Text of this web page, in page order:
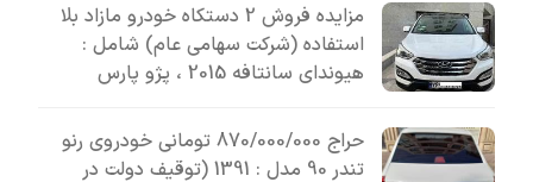
مزایده فروش 2 دستکاه خودرو مازاد بلا
استفاده (شرکت سهامی عام) شامل :
هیوندای سانتافه 2015 ، پژو پارس
حراج 870/000/000 تومانی خودروی رنو
تندر 90 مدل : 1391 (توقیف دولت در